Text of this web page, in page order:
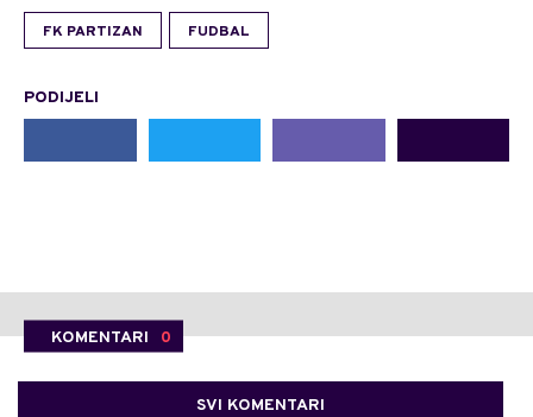
FK PARTIZAN FUDBAL
PODIJELI
KOMENTARI 0
SVI KOMENTARI